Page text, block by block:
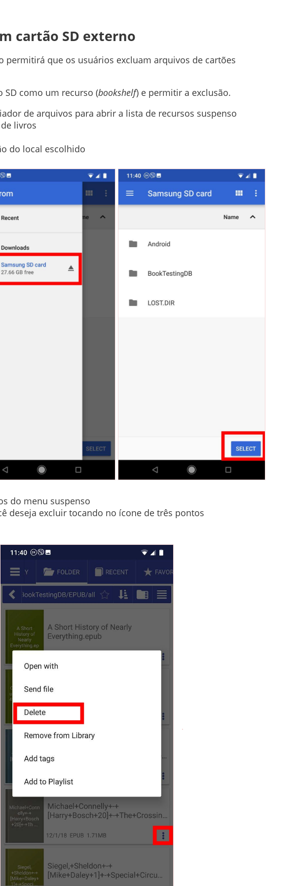
cartão SD externo
permitirá que os usuários excluam arquivos de cartões
SD como um recurso (bookshelf) e permitir a exclusão.
de arquivos para abrir a lista de recursos suspenso
livros
do local escolhido
do menu suspenso
deseja excluir tocando no ícone de três pontos